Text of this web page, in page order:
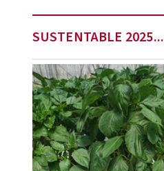
SUSTENTABLE 2025...